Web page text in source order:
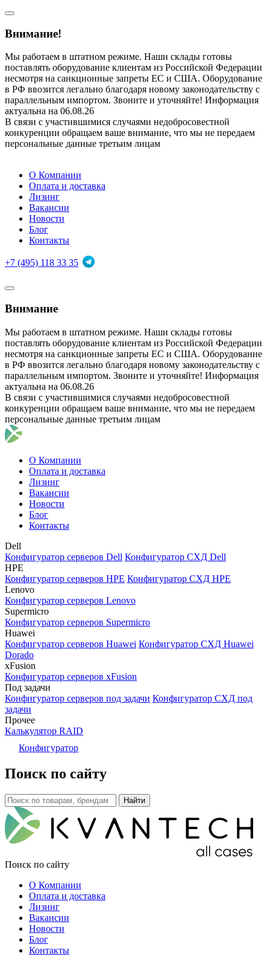
Внимание!
Мы работаем в штатном режиме. Наши склады готовы
поставлять оборудование клиентам из Российской Федерации
несмотря на санкционные запреты ЕС и США. Оборудование
в РФ ввозится легально благодаря новому законодательству с
параллельным импортом. Звоните и уточняйте! Информация
актуальна на 06.08.26
В связи с участившимися случаями недобросовестной
конкуренции обращаем ваше внимание, что мы не передаем
персональные данные третьим лицам
О Компании
Оплата и доставка
Лизинг
Вакансии
Новости
Блог
Контакты
+7 (495) 118 33 35
Внимание
Мы работаем в штатном режиме. Наши склады готовы
поставлять оборудование клиентам из Российской Федерации
несмотря на санкционные запреты ЕС и США. Оборудование
в РФ ввозится легально благодаря новому законодательству с
параллельным импортом. Звоните и уточняйте! Информация
актуальна на 06.08.26
В связи с участившимися случаями недобросовестной
конкуренции обращаем ваше внимание, что мы не передаем
персональные данные третьим лицам
О Компании
Оплата и доставка
Лизинг
Вакансии
Новости
Блог
Контакты
Dell
Конфигуратор серверов Dell Конфигуратор СХД Dell
HPE
Конфигуратор серверов HPE Конфигуратор СХД HPE
Lenovo
Конфигуратор серверов Lenovo
Supermicro
Конфигуратор серверов Supermicro
Huawei
Конфигуратор серверов Huawei Конфигуратор СХД Huawei
Dorado
xFusion
Конфигуратор серверов xFusion
Под задачи
Конфигуратор серверов под задачи Конфигуратор СХД под
задачи
Прочее
Калькулятор RAID
Конфигуратор
Поиск по сайту
Поиск по сайту
О Компании
Оплата и доставка
Лизинг
Вакансии
Новости
Блог
Контакты